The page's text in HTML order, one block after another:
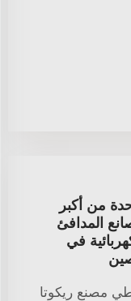
من أكبر
المدافئ
في
مصنع ريكوتا